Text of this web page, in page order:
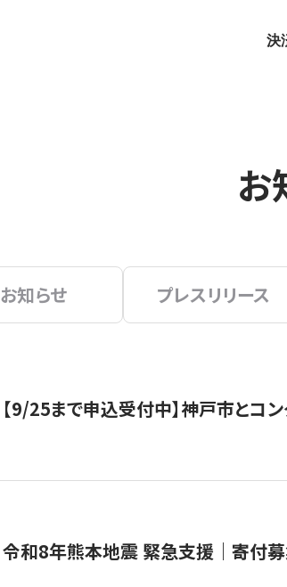
決
お
お知らせ プレスリリース
【9/25まで申込受付中】神戸市とコ
令和8年熊本地震 緊急支援｜寄付募